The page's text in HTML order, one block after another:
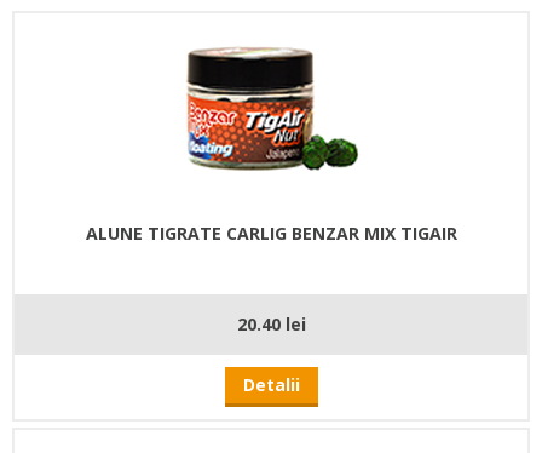
ALUNE TIGRATE CARLIG BENZAR MIX TIGAIR
20.40 lei
Detalii